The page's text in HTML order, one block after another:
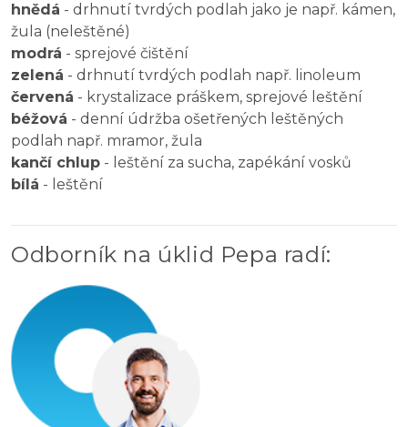
hnědá - drhnutí tvrdých podlah jako je např. kámen,
žula (neleštěné)
modrá - sprejové čištění
zelená - drhnutí tvrdých podlah např. linoleum
červená - krystalizace práškem, sprejové leštění
béžová - denní údržba ošetřených leštěných
podlah např. mramor, žula
kančí chlup - leštění za sucha, zapékání vosků
bílá - leštění
Odborník na úklid Pepa radí: